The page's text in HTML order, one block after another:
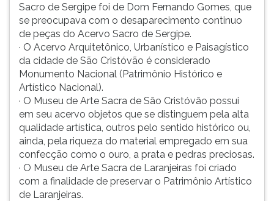
Sacro de Sergipe foi de Dom Fernando Gomes, que
se preocupava com o desaparecimento continuo
de peças do Acervo Sacro de Sergipe.
· O Acervo Arquitetônico, Urbanístico e Paisagístico
da cidade de São Cristóvão é considerado
Monumento Nacional (Patrimônio Histórico e
Artístico Nacional).
· O Museu de Arte Sacra de São Cristóvão possui
em seu acervo objetos que se distinguem pela alta
qualidade artística, outros pelo sentido histórico ou,
ainda, pela riqueza do material empregado em sua
confecção como o ouro, a prata e pedras preciosas.
· O Museu de Arte Sacra de Laranjeiras foi criado
com a finalidade de preservar o Patrimônio Artístico
de Laranjeiras.